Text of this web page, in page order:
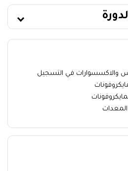
والاكسسوارات في التسجيل